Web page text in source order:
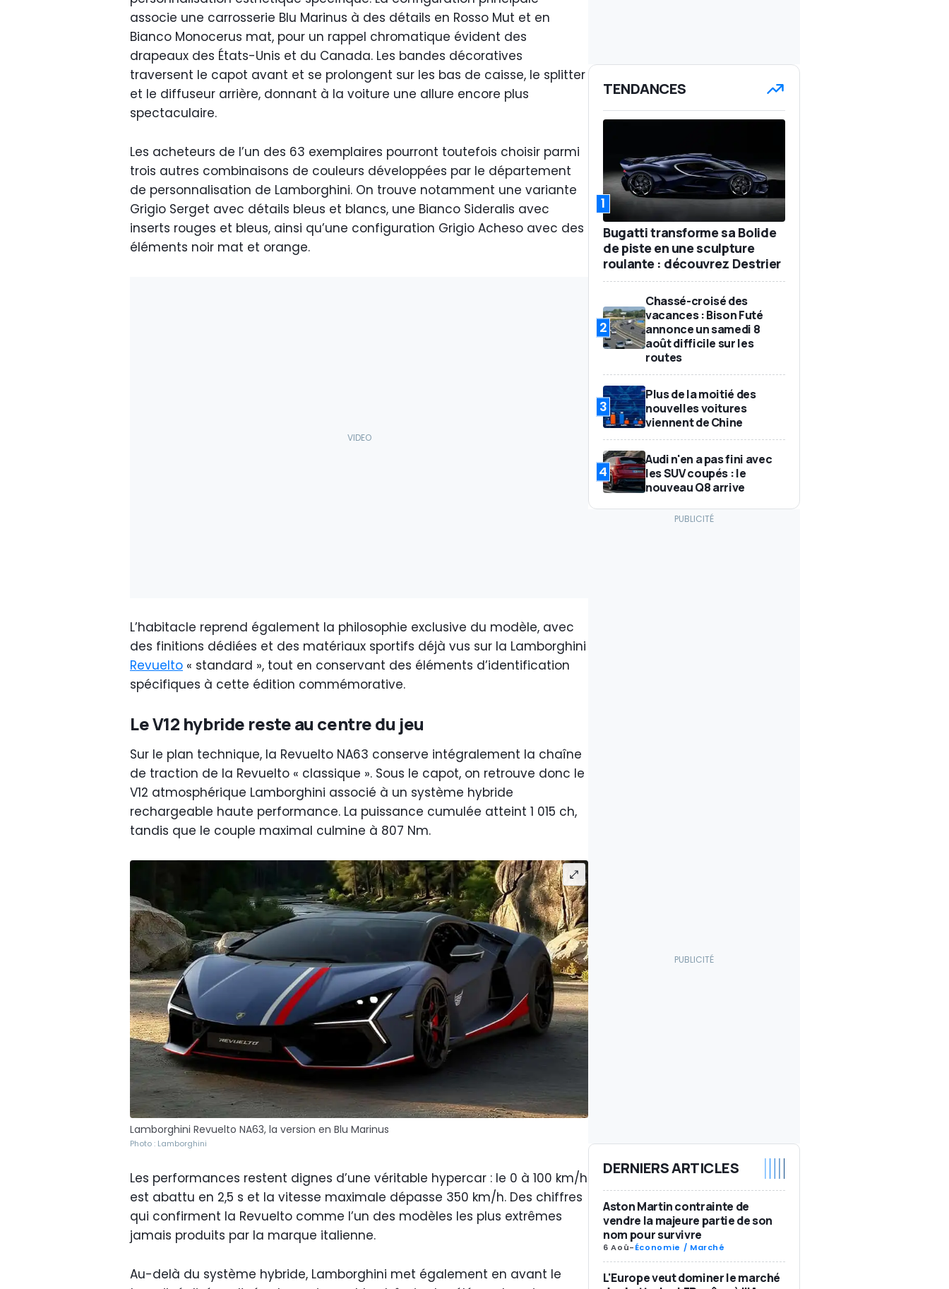
associe une carrosserie Blu Marinus à des détails en Rosso Mut et en
Bianco Monocerus mat, pour un rappel chromatique évident des
drapeaux des États-Unis et du Canada. Les bandes décoratives
traversent le capot avant et se prolongent sur les bas de caisse, le splitter
et le diffuseur arrière, donnant à la voiture une allure encore plus
spectaculaire.
Les acheteurs de l’un des 63 exemplaires pourront toutefois choisir parmi
trois autres combinaisons de couleurs développées par le département
de personnalisation de Lamborghini. On trouve notamment une variante
Grigio Serget avec détails bleus et blancs, une Bianco Sideralis avec
inserts rouges et bleus, ainsi qu’une configuration Grigio Acheso avec des
éléments noir mat et orange.
L’habitacle reprend également la philosophie exclusive du modèle, avec
des finitions dédiées et des matériaux sportifs déjà vus sur la Lamborghini
Revuelto « standard », tout en conservant des éléments d’identification
spécifiques à cette édition commémorative.
Le V12 hybride reste au centre du jeu
Sur le plan technique, la Revuelto NA63 conserve intégralement la chaîne
de traction de la Revuelto « classique ». Sous le capot, on retrouve donc le
V12 atmosphérique Lamborghini associé à un système hybride
rechargeable haute performance. La puissance cumulée atteint 1 015 ch,
tandis que le couple maximal culmine à 807 Nm.
Lamborghini Revuelto NA63, la version en Blu Marinus
Photo : Lamborghini
Les performances restent dignes d’une véritable hypercar : le 0 à 100 km/h
est abattu en 2,5 s et la vitesse maximale dépasse 350 km/h. Des chiffres
qui confirment la Revuelto comme l’un des modèles les plus extrêmes
jamais produits par la marque italienne.
Au-delà du système hybride, Lamborghini met également en avant le
TENDANCES
1
Bugatti transforme sa Bolide
de piste en une sculpture
roulante : découvrez Destrier
2
Chassé-croisé des
vacances : Bison Futé
annonce un samedi 8
août difficile sur les
routes
3
Plus de la moitié des
nouvelles voitures
viennent de Chine
4
Audi n'en a pas fini avec
les SUV coupés : le
nouveau Q8 arrive
DERNIERS ARTICLES
Aston Martin contrainte de
vendre la majeure partie de son
nom pour survivre
6 Aoû-Économie / Marché
L'Europe veut dominer le marché